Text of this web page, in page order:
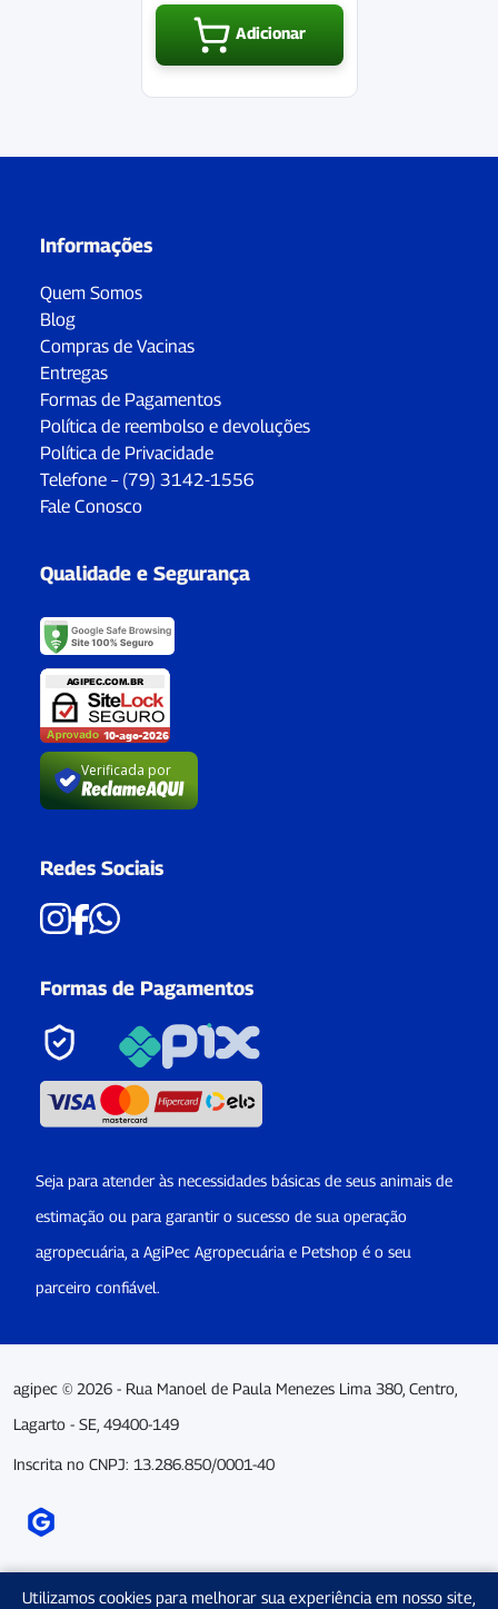
Adicionar
Informações
Quem Somos
Blog
Compras de Vacinas
Entregas
Formas de Pagamentos
Política de reembolso e devoluções
Política de Privacidade
Telefone – (79) 3142-1556
Fale Conosco
Qualidade e Segurança
Verificada por
Redes Sociais
Formas de Pagamentos
Seja para atender às necessidades básicas de seus animais de
estimação ou para garantir o sucesso de sua operação
agropecuária, a AgiPec Agropecuária e Petshop é o seu
parceiro confiável.
agipec © 2026 - Rua Manoel de Paula Menezes Lima 380, Centro,
Lagarto - SE, 49400-149
Inscrita no CNPJ: 13.286.850/0001-40
Utilizamos cookies para melhorar sua experiência em nosso site,